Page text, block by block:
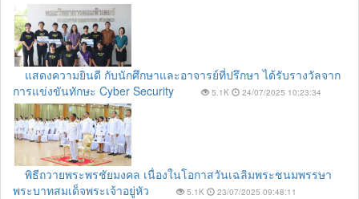
แสดงความยินดี กับนักศึกษาและอาจารย์ที่ปรึกษา ได้รับรางวัลจาก
การแข่งขันทักษะ Cyber Security
5.1K 24/07/2025 10:23:34
พิธีถวายพระพรชัยมงคล เนื่องในโอกาสวันเฉลิมพระชนมพรรษา
พระบาทสมเด็จพระเจ้าอยู่หัว
5.1K 23/07/2025 09:48:11